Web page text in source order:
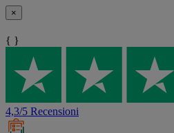
×
{ }
4,3/5 Recensioni